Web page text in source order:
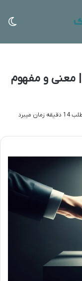
معنی و مفهوم
میبرد